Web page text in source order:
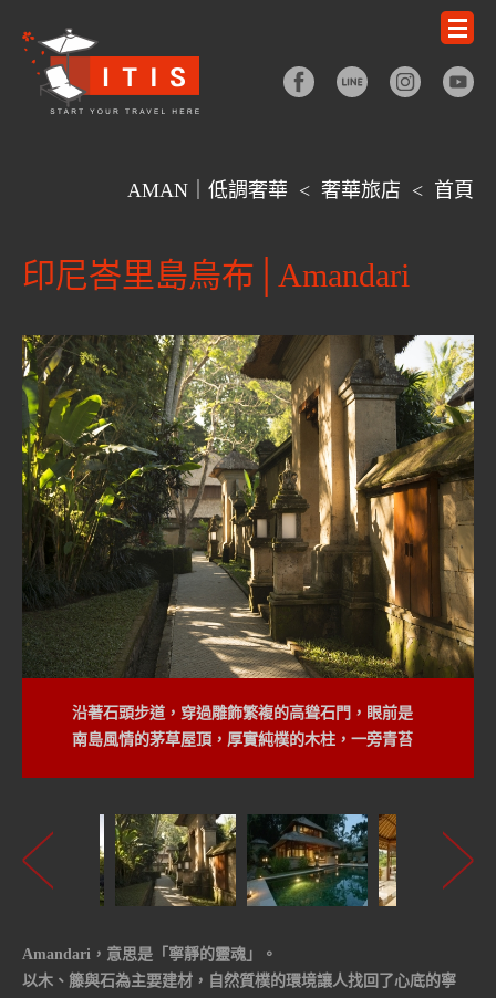
AMAN｜低調奢華 < 奢華旅店 < 首頁
印尼峇里島烏布│Amandari
沿著石頭步道，穿過雕飾繁複的高聳石門，眼前是
南島風情的茅草屋頂，厚實純樸的木柱，一旁青苔
Amandari，意思是「寧靜的靈魂」。
以木、籐與石為主要建材，自然質樸的環境讓人找回了心底的寧